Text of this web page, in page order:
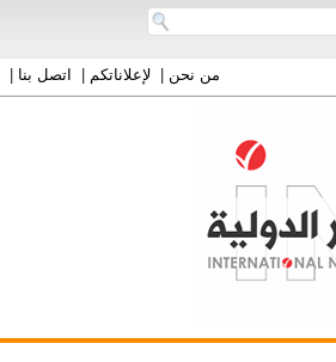
من نحن| لإعلاناتكم| اتصل بنا|